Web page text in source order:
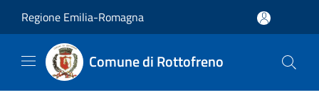
Regione Emilia-Romagna
Comune di Rottofreno